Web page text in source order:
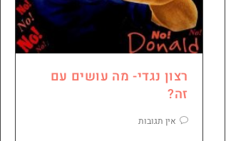
רצון נגדי- מה עושים עם
זה?
אין תגובות